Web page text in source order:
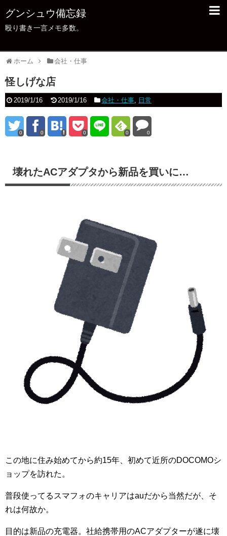
グンシュウ備忘録
殴り書き一言メモ多数。
ホーム 会社・仕事
怪しげな店
2019/1/16 2019/1/16 会社・仕事, 日常
0 0 0 0 0
壊れたACアダプタから新品を買いに…
この地に住み始めてから約15年、初めて近所のDOCOMOシ
ョップを訪れた。
普段使ってるスマフォのキャリアはauだから当然だが、そ
れは何故か。
目的は新品の充電器。社給携帯用のACアダプターが遂に壊